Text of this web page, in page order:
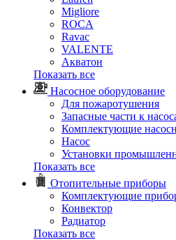
Migliore
ROCA
Rаvac
VALENTE
Акватон
Показать все
Насосное оборудование
Для пожаротушения
Запасные части к
Комплектующие
Насос
Установки
Показать все
Отопительные приборы
Комплектующие
Конвектор
Радиатор
Показать все